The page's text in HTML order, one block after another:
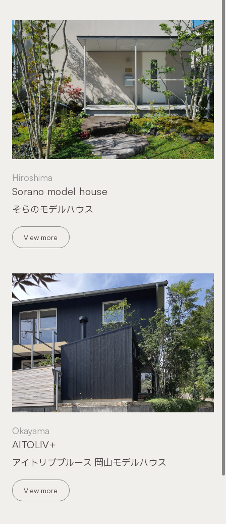
Hiroshima
そらのモデルハウス
Sorano model house
View more
Okayama
アイトリブプルース 岡山モデルハウス
AITOLIV+
View more